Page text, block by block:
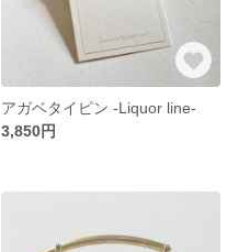
アガベタイピン -Liquor line-
3,850円